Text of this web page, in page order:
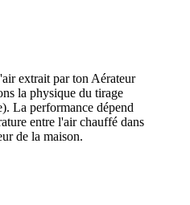
extrait par ton Aérateur
la physique du tirage
La performance dépend
entre l'air chauffé dans
de la maison.